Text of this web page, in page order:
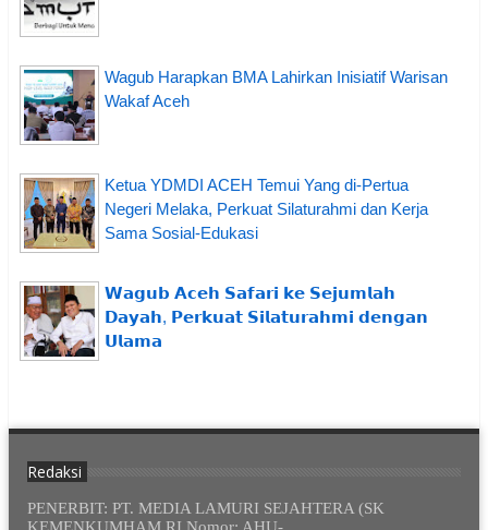
Wagub Harapkan BMA Lahirkan Inisiatif Warisan
Wakaf Aceh
Ketua YDMDI ACEH Temui Yang di-Pertua
Negeri Melaka, Perkuat Silaturahmi dan Kerja
Sama Sosial-Edukasi
𝗪𝗮𝗴𝘂𝗯 𝗔𝗰𝗲𝗵 𝗦𝗮𝗳𝗮𝗿𝗶 𝗸𝗲 𝗦𝗲𝗷𝘂𝗺𝗹𝗮𝗵
𝗗𝗮𝘆𝗮𝗵, 𝗣𝗲𝗿𝗸𝘂𝗮𝘁 𝗦𝗶𝗹𝗮𝘁𝘂𝗿𝗮𝗵𝗺𝗶 𝗱𝗲𝗻𝗴𝗮𝗻
𝗨𝗹𝗮𝗺𝗮
Redaksi
PENERBIT: PT. MEDIA LAMURI SEJAHTERA (SK